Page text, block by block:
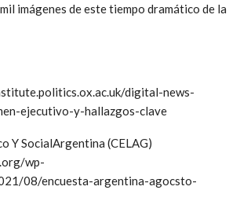
imágenes de este tiempo dramático de la
digital-news-
ejecutivo-y-hallazgos-clave
Y SocialArgentina (CELAG)
wp-
08/encuesta-argentina-agocsto-